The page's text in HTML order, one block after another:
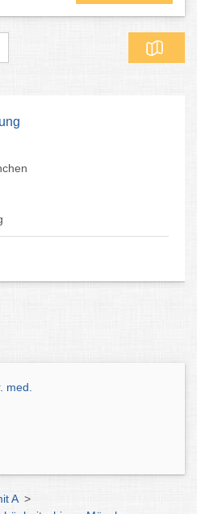
med.
A >